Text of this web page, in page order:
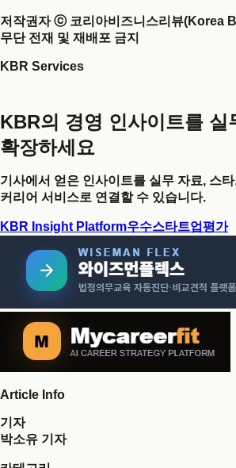
저작권자 ⓒ 코리아비즈니스리뷰(Korea
무단 전재 및 재배포 금지
KBR Services
KBR의 경영 인사이트를 실
확장하세요
기사에서 얻은 인사이트를 실무 자료, 스타
커리어 서비스로 연결할 수 있습니다.
KBR Insight Platform우수스타트업평가
Article Info
기자
박소유 기자